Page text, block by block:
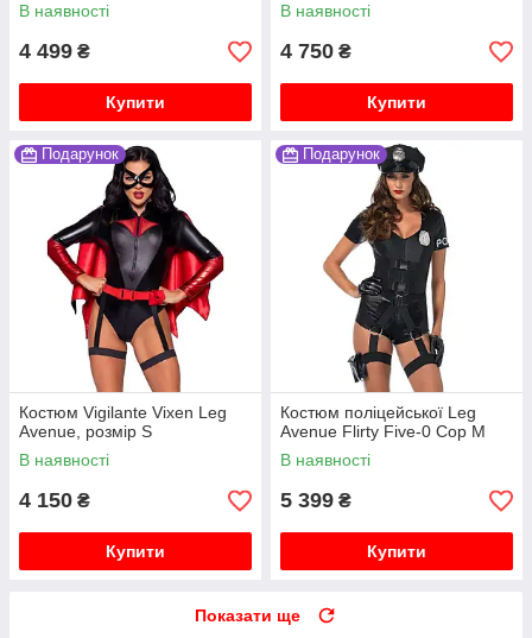
В наявності
4 499 ₴
Купити
В наявності
4 750 ₴
Купити
Подарунок
Костюм Vigilante Vixen Leg
Avenue, розмір S
В наявності
4 150 ₴
Купити
Подарунок
Костюм поліцейської Leg
Avenue Flirty Five-0 Cop M
В наявності
5 399 ₴
Купити
Показати ще